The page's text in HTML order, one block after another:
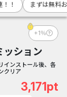
！ まずは無料
+1％
ッション
インストール後、各
クリア
3,171pt